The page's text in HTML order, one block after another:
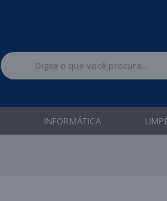
INFORMÁTICA